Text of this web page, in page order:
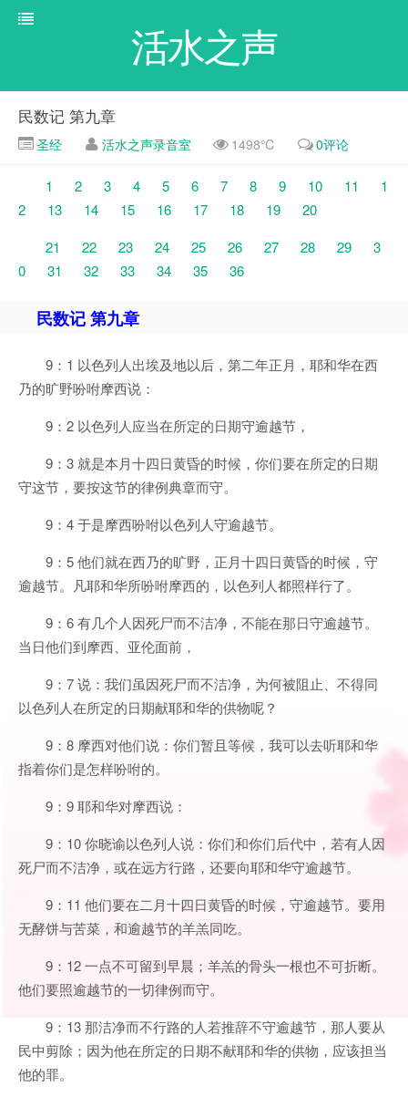
活水之声
民数记 第九章
圣经 活水之声录音室 1498℃ 0评论
1 2 3 4 5 6 7 8 9 10 11
1
2
13 14 15 16 17 18 19
20
21
22 23 24 25 26 27 28 29
3
0
31 32 33 34 35 36
民数记 第九章
9：1 以色列人出埃及地以后，第二年正月，耶和华在西
乃的旷野吩咐摩西说：
9：2 以色列人应当在所定的日期守逾越节，
9：3 就是本月十四日黄昏的时候，你们要在所定的日期
守这节，要按这节的律例典章而守。
9：4 于是摩西吩咐以色列人守逾越节。
9：5 他们就在西乃的旷野，正月十四日黄昏的时候，守
逾越节。凡耶和华所吩咐摩西的，以色列人都照样行了。
9：6 有几个人因死尸而不洁净，不能在那日守逾越节。
当日他们到摩西、亚伦面前，
9：7 说：我们虽因死尸而不洁净，为何被阻止、不得同
以色列人在所定的日期献耶和华的供物呢？
9：8 摩西对他们说：你们暂且等候，我可以去听耶和华
指着你们是怎样吩咐的。
9：9 耶和华对摩西说：
9：10 你晓谕以色列人说：你们和你们后代中，若有人因
死尸而不洁净，或在远方行路，还要向耶和华守逾越节。
9：11 他们要在二月十四日黄昏的时候，守逾越节。要用
无酵饼与苦菜，和逾越节的羊羔同吃。
9：12 一点不可留到早晨；羊羔的骨头一根也不可折断。
他们要照逾越节的一切律例而守。
9：13 那洁净而不行路的人若推辞不守逾越节，那人要从
民中剪除；因为他在所定的日期不献耶和华的供物，应该担当
他的罪。